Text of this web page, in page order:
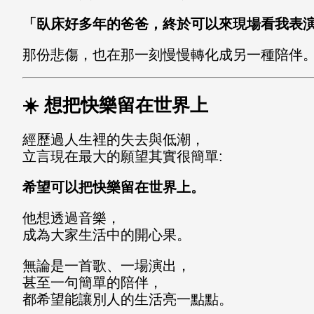
「臥床好多年的爸爸，終於可以來現場看我表
那份悲傷，也在那一刻慢慢轉化成另一種陪伴。
☀️ 想把快樂留在世界上
經歷過人生裡的失去與低潮，
立言現在最大的願望其實很簡單:
希望可以把快樂留在世界上。
他想透過音樂，
成為大家生活中的開心果。
無論是一首歌、一場演出，
甚至一句簡單的陪伴，
都希望能讓別人的生活亮一點點。